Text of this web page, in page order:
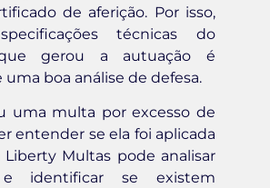
de aferição. Por isso,
técnicas do
gerou a autuação é
boa análise de defesa.
uma multa por excesso de
entender se ela foi aplicada
Multas pode analisar
identificar se existem